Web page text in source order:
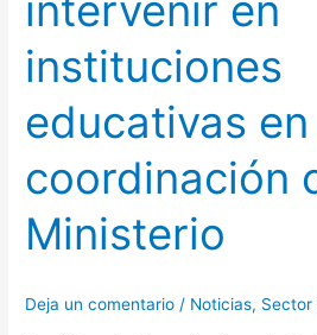
intervenir en
instituciones
educativas en
coordinación
Ministerio
Deja un comentario / Noticias, Sector